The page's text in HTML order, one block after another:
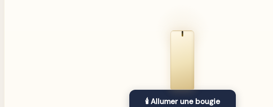
🕯️ Allumer une bougie